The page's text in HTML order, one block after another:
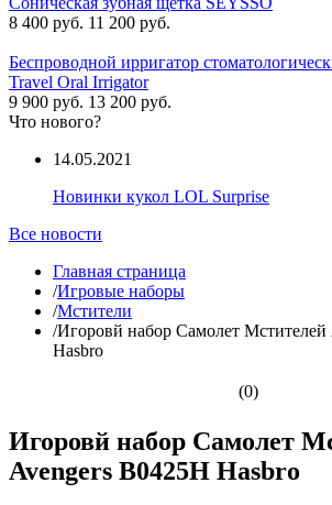
8 400 руб. 11 200 руб.
Беспроводной ирригатор
Travel Oral Irrigator
9 900 руб. 13 200 руб.
Что нового?
14.05.2021
Новинки кукол LOL Surprise
Все новости
Главная страница
/Игровые наборы
/Мстители
/Игоровй набор Самолет Мстителей
Hasbro
(0)
Игоровй набор Самолет
Avengers B0425H Hasbro